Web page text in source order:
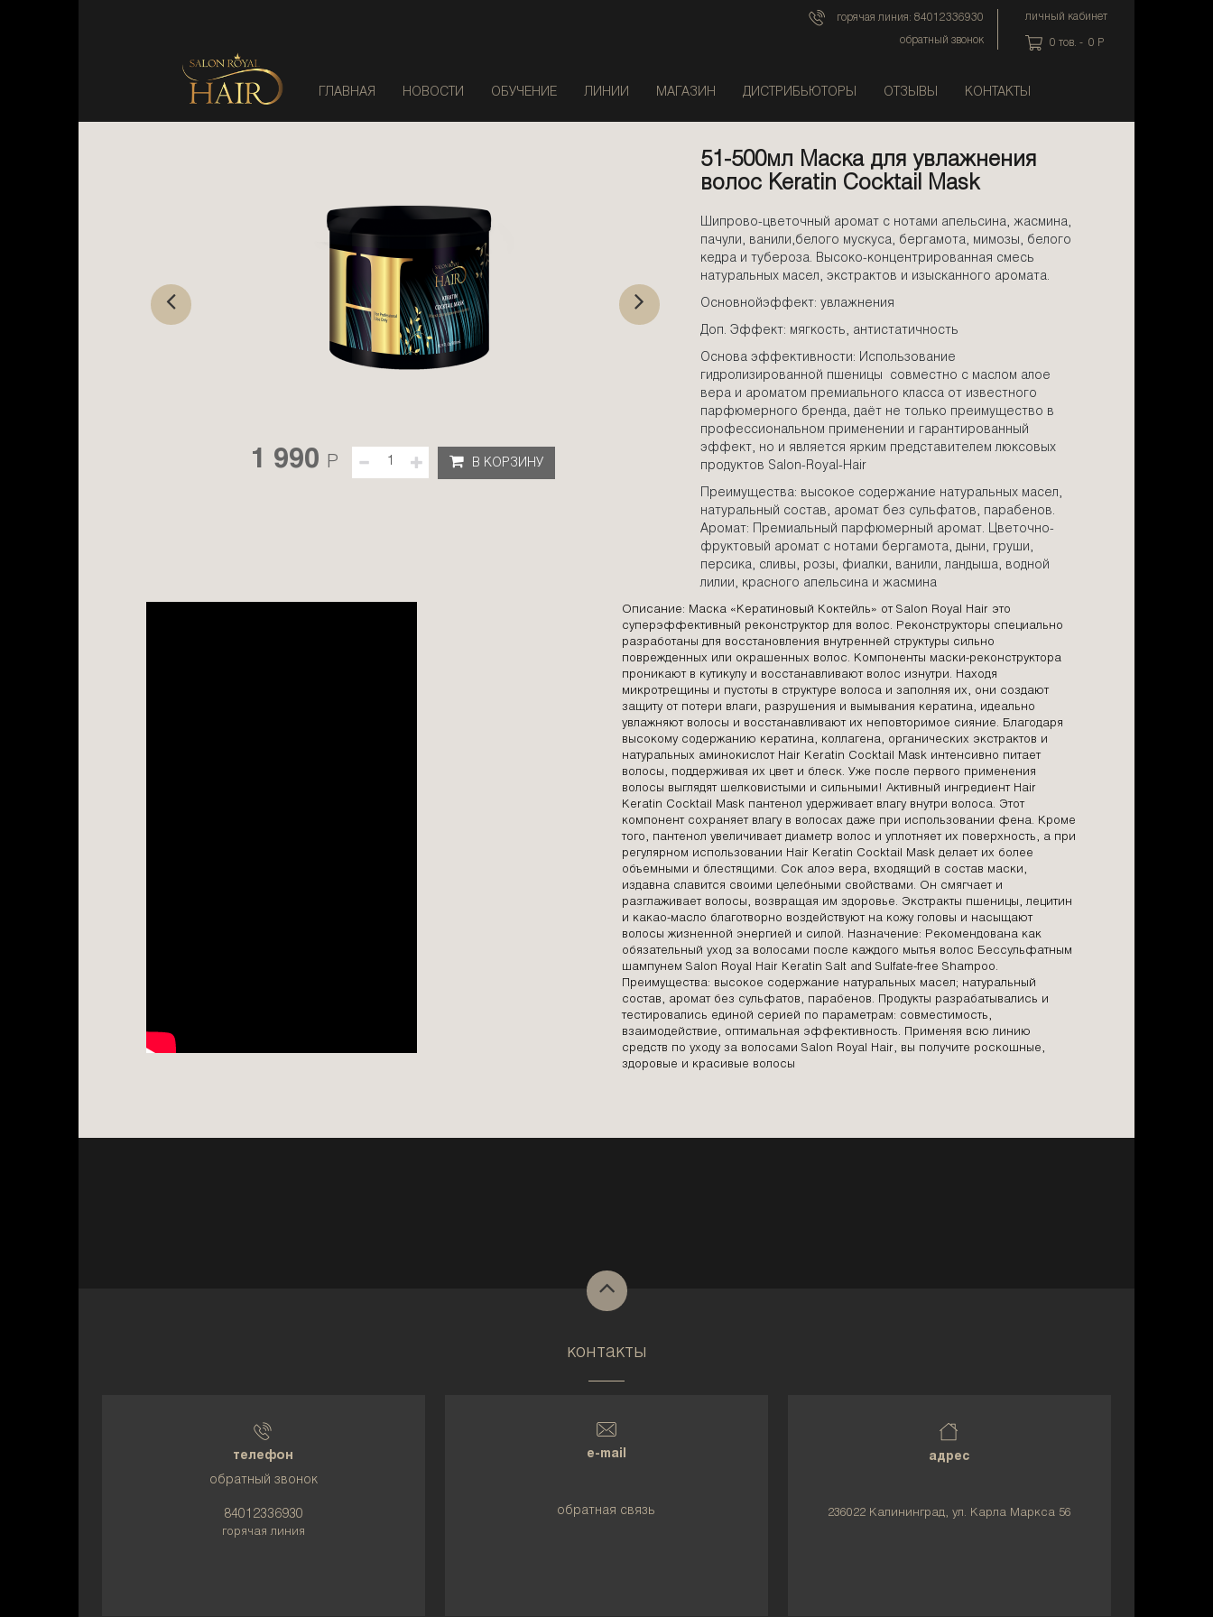
личный кабинет
0 тов. - 0 P
горячая линия: 84012336930
обратный звонок
ГЛАВНАЯ НОВОСТИ ОБУЧЕНИЕ ЛИНИИ МАГАЗИН ДИСТРИБЬЮТОРЫ ОТЗЫВЫ КОНТАКТЫ
1 990 P В КОРЗИНУ
51-500мл Маска для увлажнения
волос Keratin Cocktail Mask
Шипрово-цветочный аромат с нотами апельсина, жасмина,
пачули, ванили,белого мускуса, бергамота, мимозы, белого
кедра и тубероза. Высоко-концентрированная смесь
натуральных масел, экстрактов и изысканного аромата.
Основнойэффект: увлажнения
Доп. Эффект: мягкость, антистатичность
Основа эффективности: Использование
гидролизированной пшеницы совместно с маслом алое
вера и ароматом премиального класса от известного
парфюмерного бренда, даёт не только преимущество в
профессиональном применении и гарантированный
эффект, но и является ярким представителем люксовых
продуктов Salon-Royal-Hair
Преимущества: высокое содержание натуральных масел,
натуральный состав, аромат без сульфатов, парабенов.
Аромат: Премиальный парфюмерный аромат. Цветочно-
фруктовый аромат с нотами бергамота, дыни, груши,
персика, сливы, розы, фиалки, ванили, ландыша, водной
лилии, красного апельсина и жасмина
Описание: Маска «Кератиновый Коктейль» от Salon Royal Hair это
суперэффективный реконструктор для волос. Реконструкторы специально
разработаны для восстановления внутренней структуры сильно
поврежденных или окрашенных волос. Компоненты маски-реконструктора
проникают в кутикулу и восстанавливают волос изнутри. Находя
микротрещины и пустоты в структуре волоса и заполняя их, они создают
защиту от потери влаги, разрушения и вымывания кератина, идеально
увлажняют волосы и восстанавливают их неповторимое сияние. Благодаря
высокому содержанию кератина, коллагена, органических экстрактов и
натуральных аминокислот Hair Keratin Cocktail Mask интенсивно питает
волосы, поддерживая их цвет и блеск. Уже после первого применения
волосы выглядят шелковистыми и сильными! Активный ингредиент Hair
Keratin Cocktail Mask пантенол удерживает влагу внутри волоса. Этот
компонент сохраняет влагу в волосах даже при использовании фена. Кроме
того, пантенол увеличивает диаметр волос и уплотняет их поверхность, а при
регулярном использовании Hair Keratin Cocktail Mask делает их более
объемными и блестящими. Сок алоэ вера, входящий в состав маски,
издавна славится своими целебными свойствами. Он смягчает и
разглаживает волосы, возвращая им здоровье. Экстракты пшеницы, лецитин
и какао-масло благотворно воздействуют на кожу головы и насыщают
волосы жизненной энергией и силой. Назначение: Рекомендована как
обязательный уход за волосами после каждого мытья волос Бессульфатным
шампунем Salon Royal Hair Keratin Salt and Sulfate-free Shampoo.
Преимущества: высокое содержание натуральных масел; натуральный
состав, аромат без сульфатов, парабенов. Продукты разрабатывались и
тестировались единой серией по параметрам: совместимость,
взаимодействие, оптимальная эффективность. Применяя всю линию
средств по уходу за волосами Salon Royal Hair, вы получите роскошные,
здоровые и красивые волосы
контакты
телефон
обратный звонок
84012336930
горячая линия
e-mail
обратная связь
адрес
236022 Калининград, ул. Карла Маркса 56